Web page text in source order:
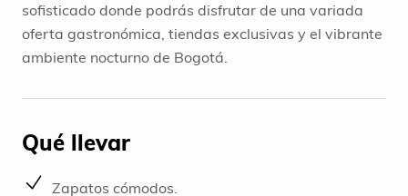
sofisticado donde podrás disfrutar de una variada
oferta gastronómica, tiendas exclusivas y el vibrante
ambiente nocturno de Bogotá.
Qué llevar
Zapatos cómodos.